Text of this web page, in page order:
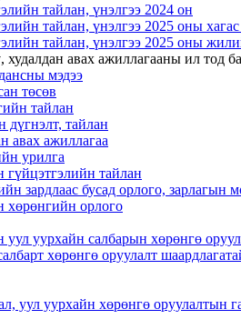
тайлан, үнэлгээ 2024 он
тайлан, үнэлгээ 2025 оны
тайлан, үнэлгээ 2025 оны
худалдан авах ажиллагааны ил тод
мэдээ
төсөв
тайлан
дүгнэлт, тайлан
авах ажиллагаа
урилга
гүйцэтгэлийн тайлан
зардлаас бусад орлого, зарлагын
хөрөнгийн орлого
уурхайн салбарын хөрөнгө
хөрөнгө оруулалт
уул уурхайн хөрөнгө оруулалтын